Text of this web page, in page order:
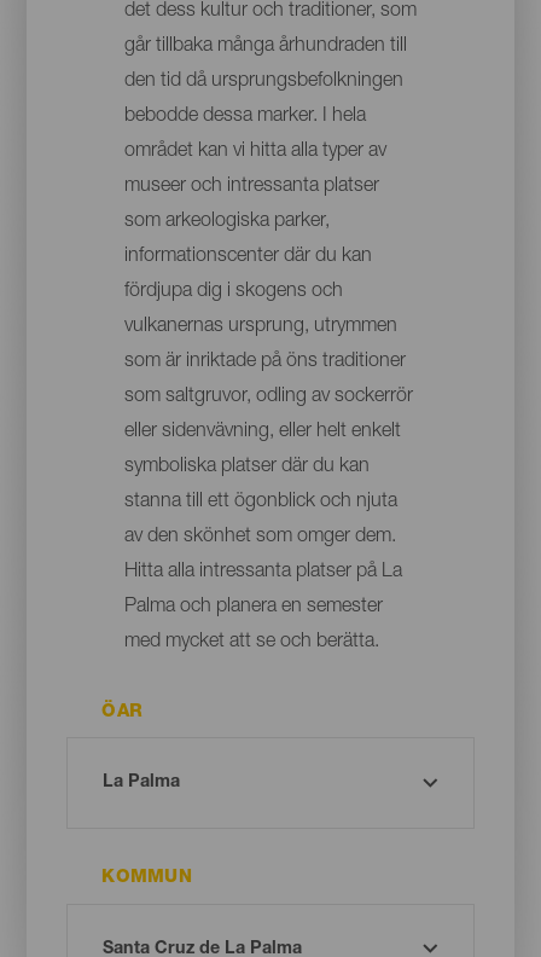
det dess kultur och traditioner, som
går tillbaka många århundraden till
den tid då ursprungsbefolkningen
bebodde dessa marker. I hela
området kan vi hitta alla typer av
museer och intressanta platser
som arkeologiska parker,
informationscenter där du kan
fördjupa dig i skogens och
vulkanernas ursprung, utrymmen
som är inriktade på öns traditioner
som saltgruvor, odling av sockerrör
eller sidenvävning, eller helt enkelt
symboliska platser där du kan
stanna till ett ögonblick och njuta
av den skönhet som omger dem.
Hitta alla intressanta platser på La
Palma och planera en semester
med mycket att se och berätta.
ÖAR
KOMMUN